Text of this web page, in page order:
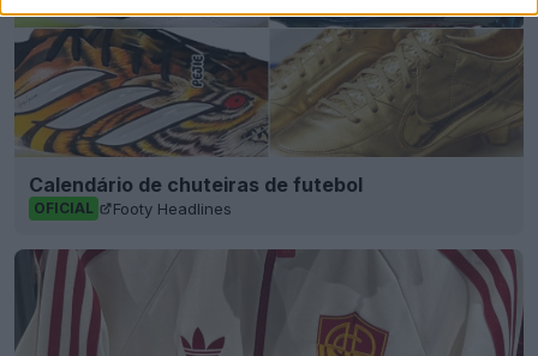
Calendário de chuteiras de futebol
OFICIAL Footy Headlines